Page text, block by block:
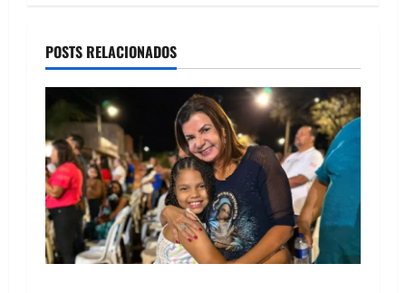
v
i
g
a
t
i
o
POSTS RELACIONADOS